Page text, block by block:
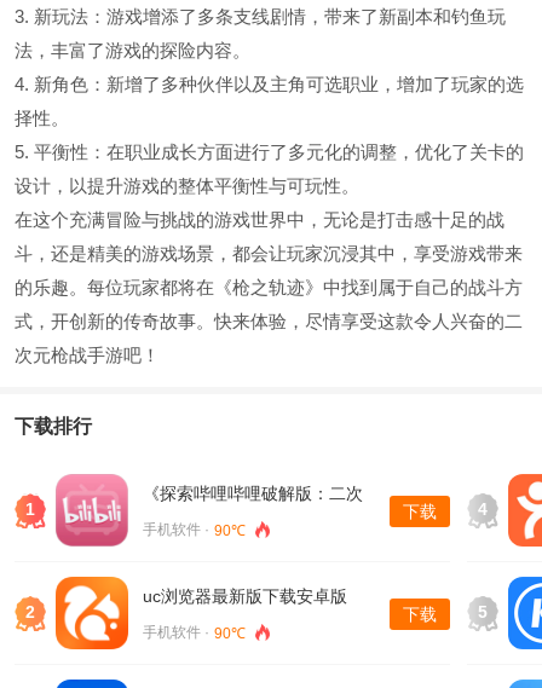
3. 新玩法：游戏增添了多条支线剧情，带来了新副本和钓鱼玩
法，丰富了游戏的探险内容。
4. 新角色：新增了多种伙伴以及主角可选职业，增加了玩家的选
择性。
5. 平衡性：在职业成长方面进行了多元化的调整，优化了关卡的
设计，以提升游戏的整体平衡性与可玩性。
在这个充满冒险与挑战的游戏世界中，无论是打击感十足的战
斗，还是精美的游戏场景，都会让玩家沉浸其中，享受游戏带来
的乐趣。每位玩家都将在《枪之轨迹》中找到属于自己的战斗方
式，开创新的传奇故事。快来体验，尽情享受这款令人兴奋的二
次元枪战手游吧！
下载排行
1
《探索哔哩哔哩破解版：二次
手机软件 · 90℃
下载
2
uc浏览器最新版下载安卓版
手机软件 · 90℃
下载
4
5